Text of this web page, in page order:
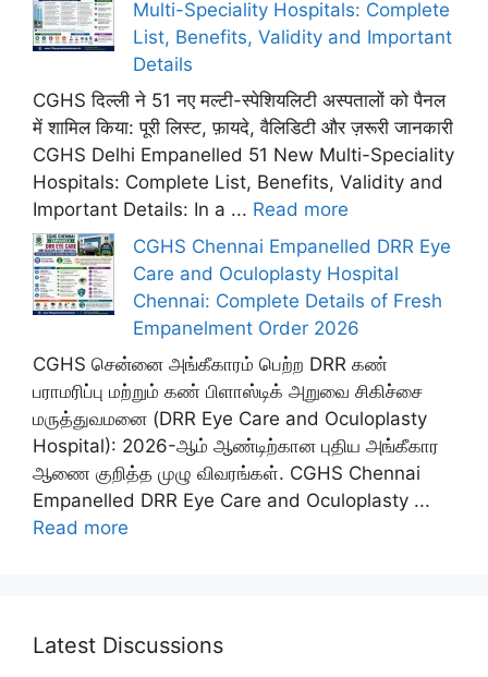
Multi-Speciality Hospitals: Complete
List, Benefits, Validity and Important
Details
CGHS दिल्ली ने 51 नए मल्टी-स्पेशियलिटी अस्पतालों को पैनल
में शामिल किया: पूरी लिस्ट, फ़ायदे, वैलिडिटी और ज़रूरी जानकारी
CGHS Delhi Empanelled 51 New Multi-Speciality
Hospitals: Complete List, Benefits, Validity and
Important Details: In a ... Read more
CGHS Chennai Empanelled DRR Eye
Care and Oculoplasty Hospital
Chennai: Complete Details of Fresh
Empanelment Order 2026
CGHS சென்னை அங்கீகாரம் பெற்ற DRR கண்
பராமரிப்பு மற்றும் கண் பிளாஸ்டிக் அறுவை சிகிச்சை
மருத்துவமனை (DRR Eye Care and Oculoplasty
Hospital): 2026-ஆம் ஆண்டிற்கான புதிய அங்கீகார
ஆணை குறித்த முழு விவரங்கள். CGHS Chennai
Empanelled DRR Eye Care and Oculoplasty ...
Read more
Latest Discussions